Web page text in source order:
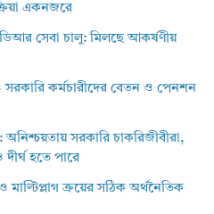
একনজরে
সেবা চালু: মিলছে আকর্ষণীয়
কর্মচারীদের বেতন ও পেনশন
সরকারি চাকরিজীবীরা,
হতে পারে
ক্রয়ের সঠিক অর্থনৈতিক